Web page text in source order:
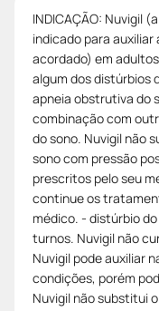
INDICAÇÃO: Nuvigil
indicado para
acordado) em
algum dos distúrbios
apneia obstrutiva do
combinação com
do sono. Nuvigil não
sono com pressão
prescritos pelo seu
continue os
médico. - distúrbio
turnos. Nuvigil não
Nuvigil pode auxiliar
condições, porém
Nuvigil não substitui